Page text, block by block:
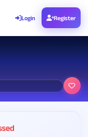
Login Register